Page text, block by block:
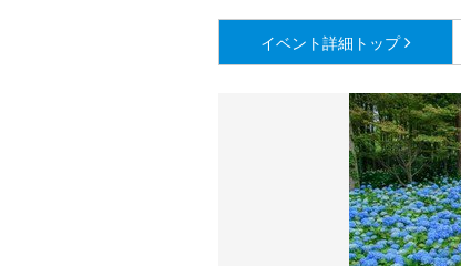
イベント詳細 トップ